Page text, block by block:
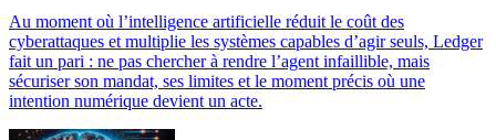
Au moment où l’intelligence artificielle réduit le coût des
cyberattaques et multiplie les systèmes capables d’agir seuls, Ledger
fait un pari : ne pas chercher à rendre l’agent infaillible, mais
sécuriser son mandat, ses limites et le moment précis où une
intention numérique devient un acte.